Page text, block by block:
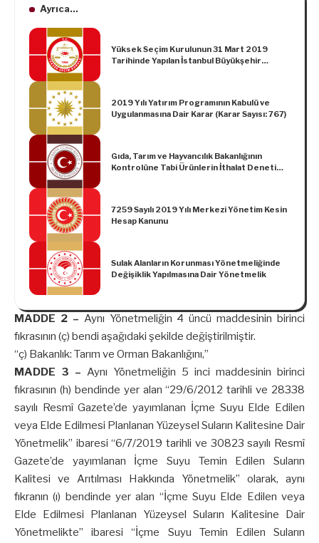
Ayrıca...
Yüksek Seçim Kurulunun 31 Mart 2019
Tarihinde Yapılan İstanbul Büyükşehir
2019 Yılı Yatırım Programının Kabulü ve
Uygulanmasına Dair Karar (Karar Sayısı: 767)
Gıda, Tarım ve Hayvancılık Bakanlığının
Kontrolüne Tabi Ürünlerin İthalat Denetimi
2018/23)
7259 Sayılı 2019 Yılı Merkezi Yönetim Kesin
Hesap Kanunu
Sulak Alanların Korunması Yönetmeliğinde
Değişiklik Yapılmasına Dair Yönetmelik
MADDE 2 – Aynı Yönetmeliğin 4 üncü maddesinin birinci
fıkrasının (ç) bendi aşağıdaki şekilde değiştirilmiştir.
“ç) Bakanlık: Tarım ve Orman Bakanlığını,”
MADDE 3 – Aynı Yönetmeliğin 5 inci maddesinin birinci
fıkrasının (h) bendinde yer alan “29/6/2012 tarihli ve 28338
sayılı Resmî Gazete’de yayımlanan İçme Suyu Elde Edilen
veya Elde Edilmesi Planlanan Yüzeysel Suların Kalitesine Dair
Yönetmelik” ibaresi “6/7/2019 tarihli ve 30823 sayılı Resmî
Gazete’de yayımlanan İçme Suyu Temin Edilen Suların
Kalitesi ve Arıtılması Hakkında Yönetmelik” olarak, aynı
fıkranın (ı) bendinde yer alan “İçme Suyu Elde Edilen veya
Elde Edilmesi Planlanan Yüzeysel Suların Kalitesine Dair
Yönetmelikte” ibaresi “İçme Suyu Temin Edilen Suların